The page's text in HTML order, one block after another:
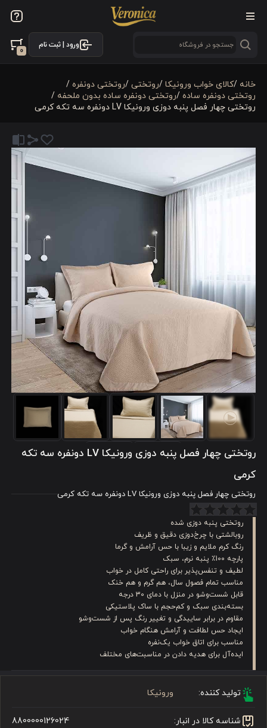
ورود | ثبت نام
0
خانه /کالای خواب ورونیکا /روتختی /روتختی دونفره /
روتختی دونفره ساده /روتختی دونفره ساده بدون ملحفه /
روتختی چهار فصل پنبه دوزی ورونیکا LV دونفره سه تکه کرمی
روتختی چهار فصل پنبه دوزی ورونیکا LV دونفره سه تکه
کرمی
روتختی چهار فصل پنبه دوزی ورونیکا LV دونفره سه تکه کرمی
روتختی پنبه دوزی شده
روبالشتی با چرخ‌دوزی دقیق و ظریف
رنگ کرم ملایم و زیبا با حس آرامش و گرما
پارچه 100٪ پنبه نرم، سبک
لطیف و تنفس‌پذیر برای راحتی کامل در خواب
مناسب تمام فصول سال، هم گرم و هم خنک
قابل شست‌وشو در منزل با دمای 30 درجه
بسته‌بندی سبک و کم‌حجم با ساک پلاستیکی
مقاوم در برابر ساییدگی و تغییر رنگ پس از شست‌وشو
ایجاد حس لطافت و آرامش هنگام خواب
مناسب برای اتاق خواب یک‌نفره
ایده‌آل برای هدیه دادن در مناسبت‌های مختلف
تولید کننده: ورونیکا
شناسه کالا در انبار: 8800000126024